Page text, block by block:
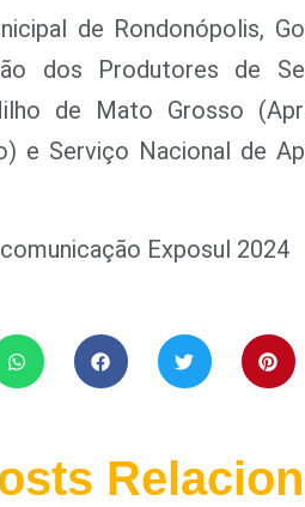
de Rondonópolis,
dos Produtores de
de Mato Grosso
e Serviço Nacional de
Exposul 2024